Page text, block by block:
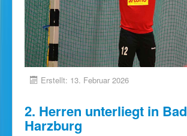
Erstellt: 13. Februar 2026
2. Herren unterliegt in Bad
Harzburg